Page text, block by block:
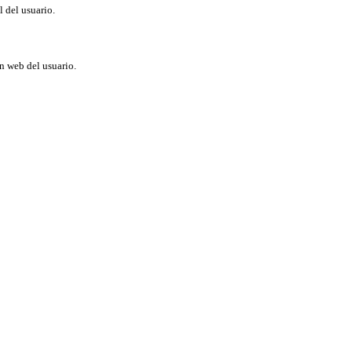
del usuario.
web del usuario.